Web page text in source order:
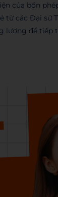
của bốn
từ các Đại
lượng để